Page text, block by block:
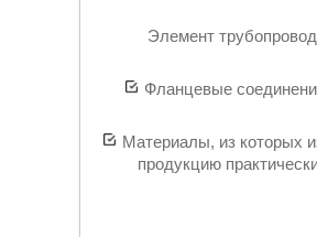
Элемент
Фланцевые
Материалы, из которых
продукцию